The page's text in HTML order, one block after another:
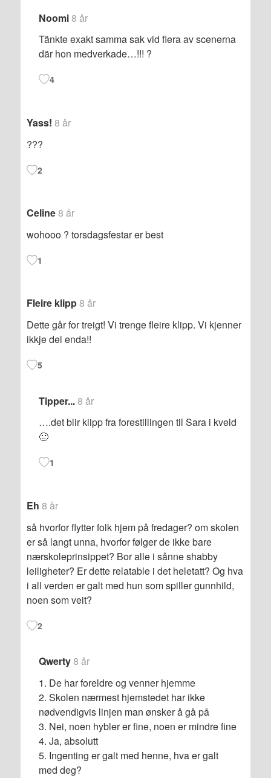
Noomi8 år
Tänkte exakt samma sak vid flera av scenerna
där hon medverkade…!!! ?
4
Yass! 8 år
???
2
Celine8 år
wohooo ? torsdagsfestar er best
1
Fleire klipp8 år
Dette går for treigt! Vi trenge fleire klipp. Vi kjenner
ikkje dei enda!!
5
Tipper...8 år
….det blir klipp fra forestillingen til Sara i kveld
🙂
1
Eh 8 år
så hvorfor flytter folk hjem på fredager? om skolen
er så langt unna, hvorfor følger de ikke bare
nærskoleprinsippet? Bor alle i sånne shabby
leiligheter? Er dette relatable i det heletatt? Og hva
i all verden er galt med hun som spiller gunnhild,
noen som veit?
2
Qwerty8 år
1. De har foreldre og venner hjemme
2. Skolen nærmest hjemstedet har ikke
nødvendigvis linjen man ønsker å gå på
3. Nei, noen hybler er fine, noen er mindre fine
4. Ja, absolutt
5. Ingenting er galt med henne, hva er galt
med deg?